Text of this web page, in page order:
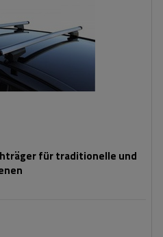
für traditionelle und